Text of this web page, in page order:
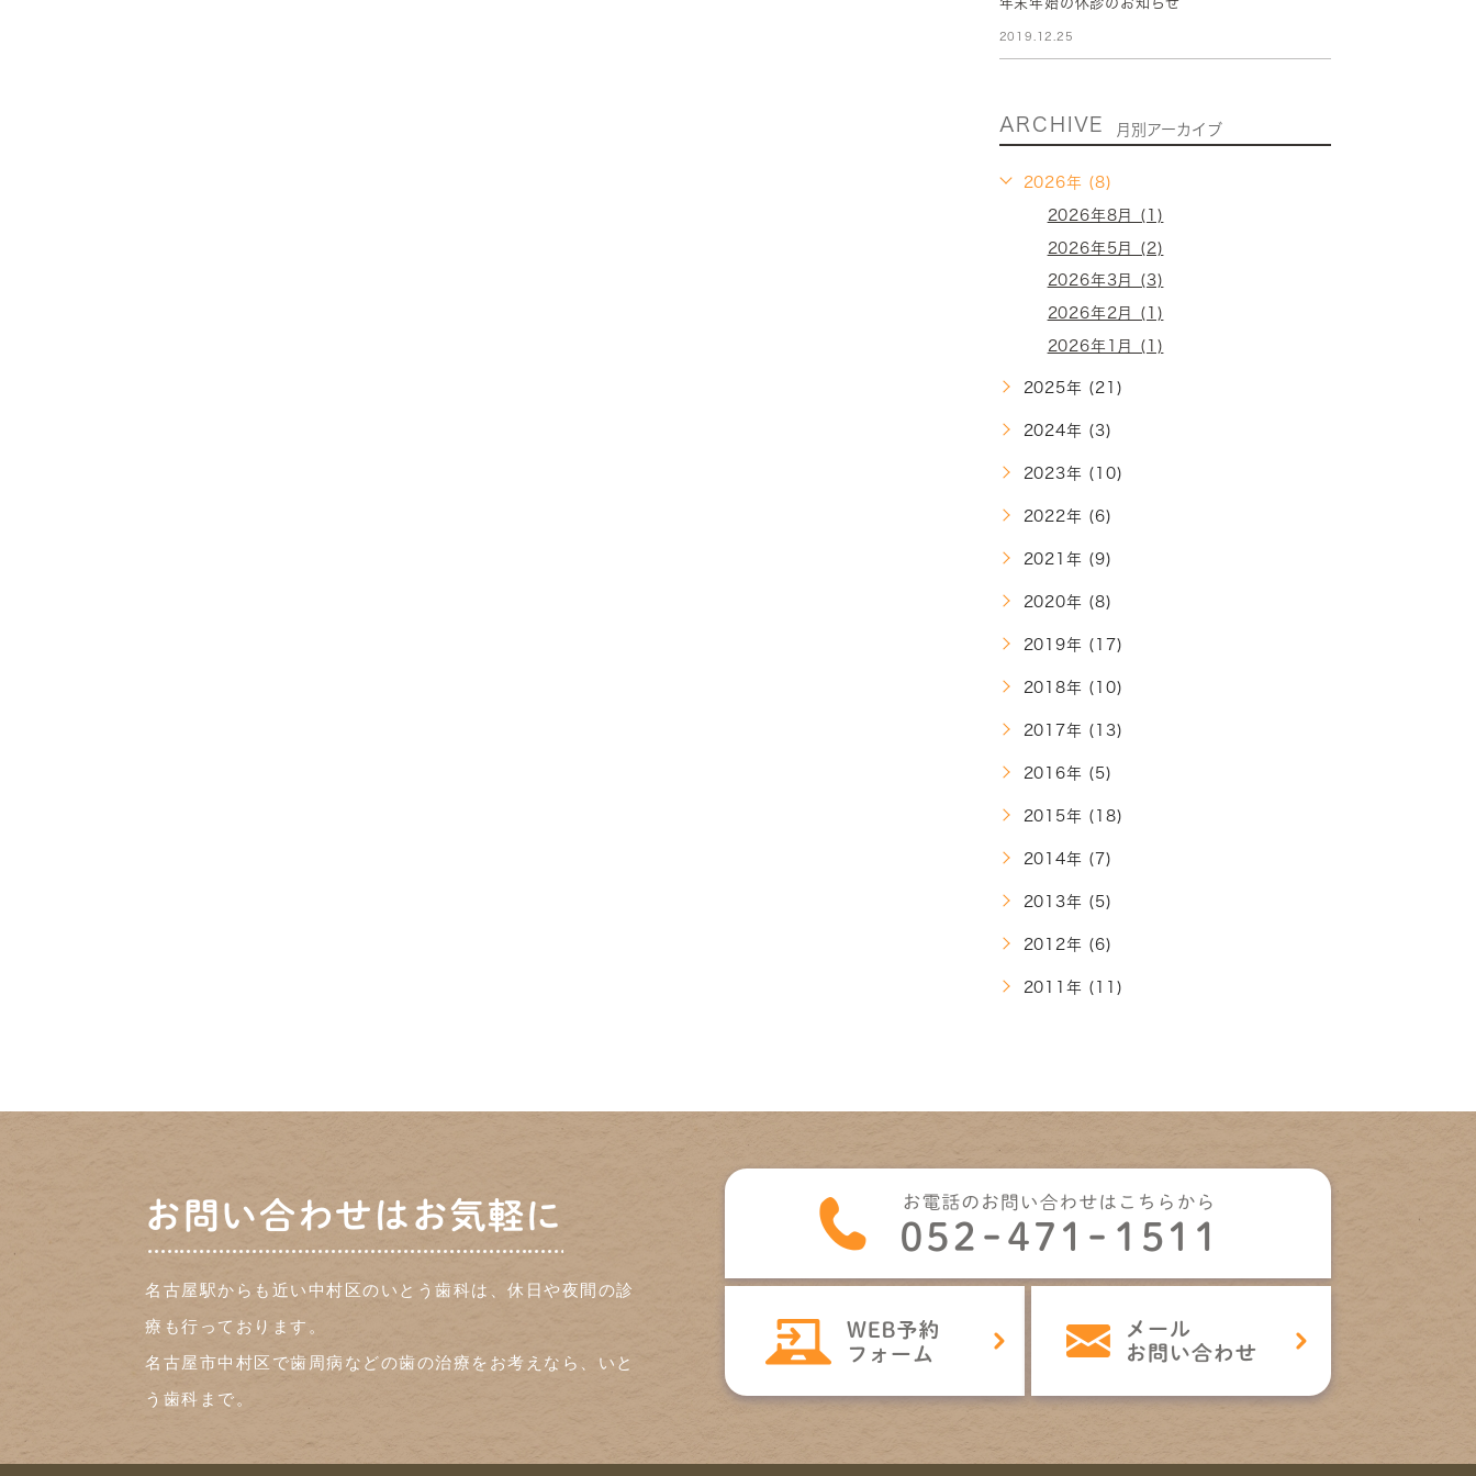
年末年始の休診のお知らせ
2019.12.25
ARCHIVE 月別アーカイブ
2026年 (8)
2026年8月 (1)
2026年5月 (2)
2026年3月 (3)
2026年2月 (1)
2026年1月 (1)
2025年 (21)
2024年 (3)
2023年 (10)
2022年 (6)
2021年 (9)
2020年 (8)
2019年 (17)
2018年 (10)
2017年 (13)
2016年 (5)
2015年 (18)
2014年 (7)
2013年 (5)
2012年 (6)
2011年 (11)
お問い合わせはお気軽に
名古屋駅からも近い中村区のいとう歯科は、休日や夜間の診
療も行っております。
名古屋市中村区で歯周病などの歯の治療をお考えなら、いと
う歯科まで。